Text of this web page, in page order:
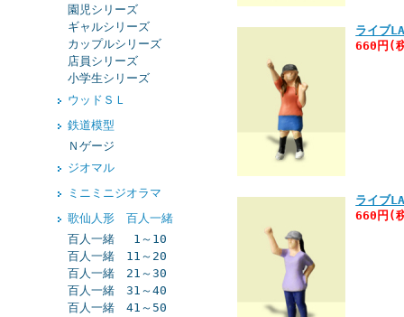
園児シリーズ
ギャルシリーズ
カップルシリーズ
店員シリーズ
小学生シリーズ
ウッドＳＬ
鉄道模型
Ｎゲージ
ジオマル
ミニミニジオラマ
歌仙人形 百人一緒
百人一緒 1～10
百人一緒 11～20
百人一緒 21～30
百人一緒 31～40
百人一緒 41～50
ライブ
660円(
ライブ
660円(